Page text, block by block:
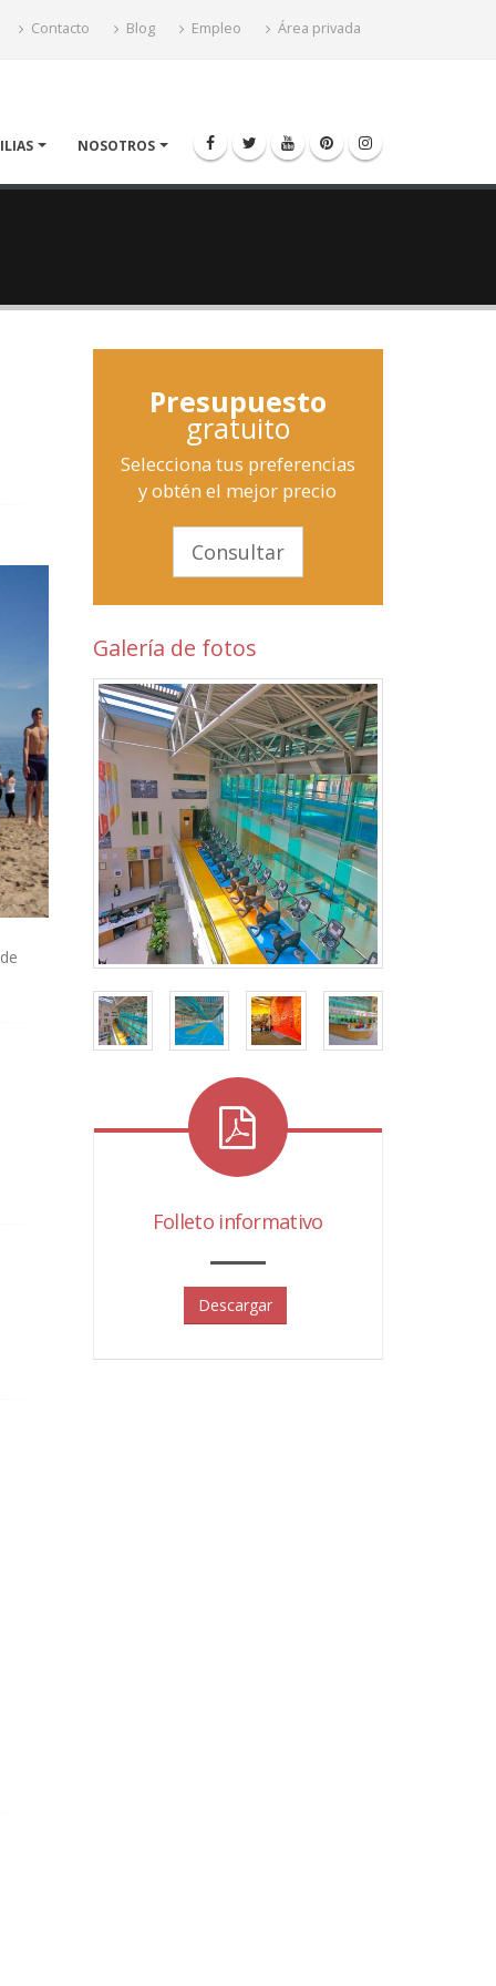
Contacto Blog Empleo Área privada
NOSOTROS
Presupuesto
gratuito
Selecciona tus preferencias
y obtén el mejor precio
Consultar
Galería de fotos
Folleto informativo
Descargar